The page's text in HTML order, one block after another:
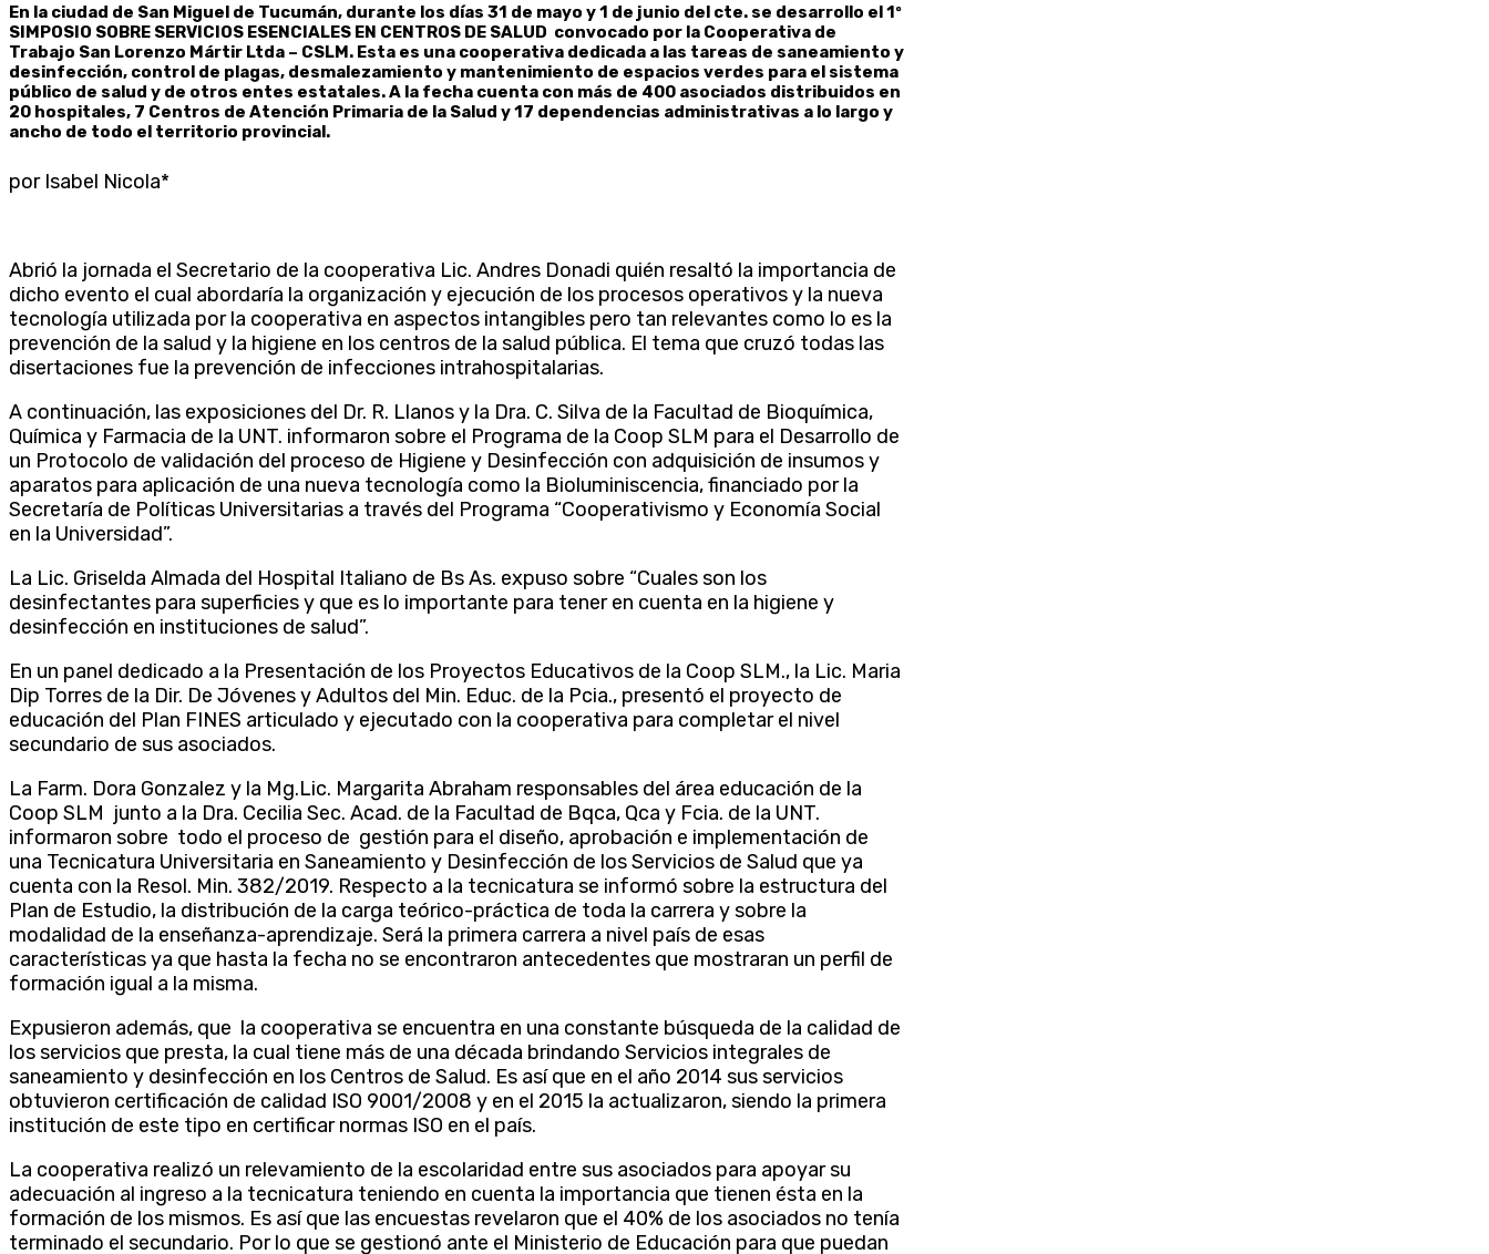
En la ciudad de San Miguel de Tucumán, durante los días 31 de mayo y 1 de junio del cte. se desarrollo el 1º
SIMPOSIO SOBRE SERVICIOS ESENCIALES EN CENTROS DE SALUD convocado por la Cooperativa de
Trabajo San Lorenzo Mártir Ltda – CSLM. Esta es una cooperativa dedicada a las tareas de saneamiento y
desinfección, control de plagas, desmalezamiento y mantenimiento de espacios verdes para el sistema
público de salud y de otros entes estatales. A la fecha cuenta con más de 400 asociados distribuidos en
20 hospitales, 7 Centros de Atención Primaria de la Salud y 17 dependencias administrativas a lo largo y
ancho de todo el territorio provincial.
por Isabel Nicola*
Abrió la jornada el Secretario de la cooperativa Lic. Andres Donadi quién resaltó la importancia de
dicho evento el cual abordaría la organización y ejecución de los procesos operativos y la nueva
tecnología utilizada por la cooperativa en aspectos intangibles pero tan relevantes como lo es la
prevención de la salud y la higiene en los centros de la salud pública. El tema que cruzó todas las
disertaciones fue la prevención de infecciones intrahospitalarias.
A continuación, las exposiciones del Dr. R. Llanos y la Dra. C. Silva de la Facultad de Bioquímica,
Química y Farmacia de la UNT. informaron sobre el Programa de la Coop SLM para el Desarrollo de
un Protocolo de validación del proceso de Higiene y Desinfección con adquisición de insumos y
aparatos para aplicación de una nueva tecnología como la Bioluminiscencia, financiado por la
Secretaría de Políticas Universitarias a través del Programa “Cooperativismo y Economía Social
en la Universidad”.
La Lic. Griselda Almada del Hospital Italiano de Bs As. expuso sobre “Cuales son los
desinfectantes para superficies y que es lo importante para tener en cuenta en la higiene y
desinfección en instituciones de salud”.
En un panel dedicado a la Presentación de los Proyectos Educativos de la Coop SLM., la Lic. Maria
Dip Torres de la Dir. De Jóvenes y Adultos del Min. Educ. de la Pcia., presentó el proyecto de
educación del Plan FINES articulado y ejecutado con la cooperativa para completar el nivel
secundario de sus asociados.
La Farm. Dora Gonzalez y la Mg.Lic. Margarita Abraham responsables del área educación de la
Coop SLM junto a la Dra. Cecilia Sec. Acad. de la Facultad de Bqca, Qca y Fcia. de la UNT.
informaron sobre todo el proceso de gestión para el diseño, aprobación e implementación de
una Tecnicatura Universitaria en Saneamiento y Desinfección de los Servicios de Salud que ya
cuenta con la Resol. Min. 382/2019. Respecto a la tecnicatura se informó sobre la estructura del
Plan de Estudio, la distribución de la carga teórico-práctica de toda la carrera y sobre la
modalidad de la enseñanza-aprendizaje. Será la primera carrera a nivel país de esas
características ya que hasta la fecha no se encontraron antecedentes que mostraran un perfil de
formación igual a la misma.
Expusieron además, que la cooperativa se encuentra en una constante búsqueda de la calidad de
los servicios que presta, la cual tiene más de una década brindando Servicios integrales de
saneamiento y desinfección en los Centros de Salud. Es así que en el año 2014 sus servicios
obtuvieron certificación de calidad ISO 9001/2008 y en el 2015 la actualizaron, siendo la primera
institución de este tipo en certificar normas ISO en el país.
La cooperativa realizó un relevamiento de la escolaridad entre sus asociados para apoyar su
adecuación al ingreso a la tecnicatura teniendo en cuenta la importancia que tienen ésta en la
formación de los mismos. Es así que las encuestas revelaron que el 40% de los asociados no tenía
terminado el secundario. Por lo que se gestionó ante el Ministerio de Educación para que puedan